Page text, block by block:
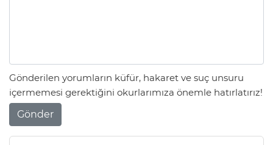
Gönderilen yorumların küfür, hakaret ve suç unsuru
içermemesi gerektiğini okurlarımıza önemle hatırlatırız!
Gönder